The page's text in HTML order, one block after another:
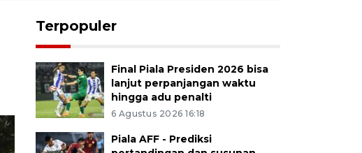
Terpopuler
Final Piala Presiden 2026 bisa
lanjut perpanjangan waktu
hingga adu penalti
6 Agustus 2026 16:18
Piala AFF - Prediksi